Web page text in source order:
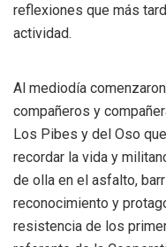
reflexiones que más
actividad.
Al mediodía
compañeros y
Los Pibes y del Oso
recordar la vida y
de olla en el asfalto,
reconocimiento y
resistencia de los